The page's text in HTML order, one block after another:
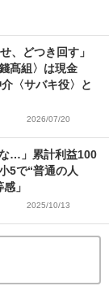
、どつき回す」
髙組〉は現金
〈サバキ役〉と
2026/07/20
な…」累計利益100
5で“普通の人
」
2025/10/13